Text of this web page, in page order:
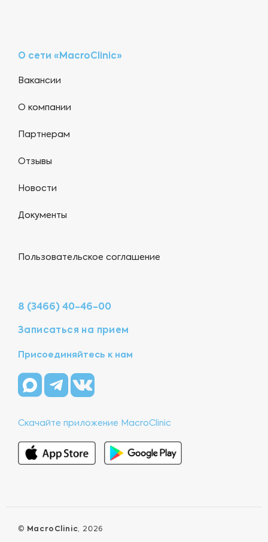
О сети «MacroClinic»
Вакансии
О компании
Партнерам
Отзывы
Новости
Документы
Пользовательское соглашение
8 (3466) 40-46-00
Записаться на прием
Присоединяйтесь к нам
Скачайте приложение MacroClinic
© MacroClinic, 2026